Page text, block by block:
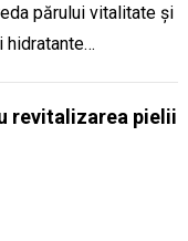
părului vitalitate și
hidratante…
revitalizarea pielii